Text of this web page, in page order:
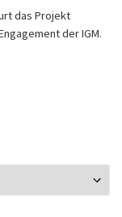
das Projekt
der IGM.